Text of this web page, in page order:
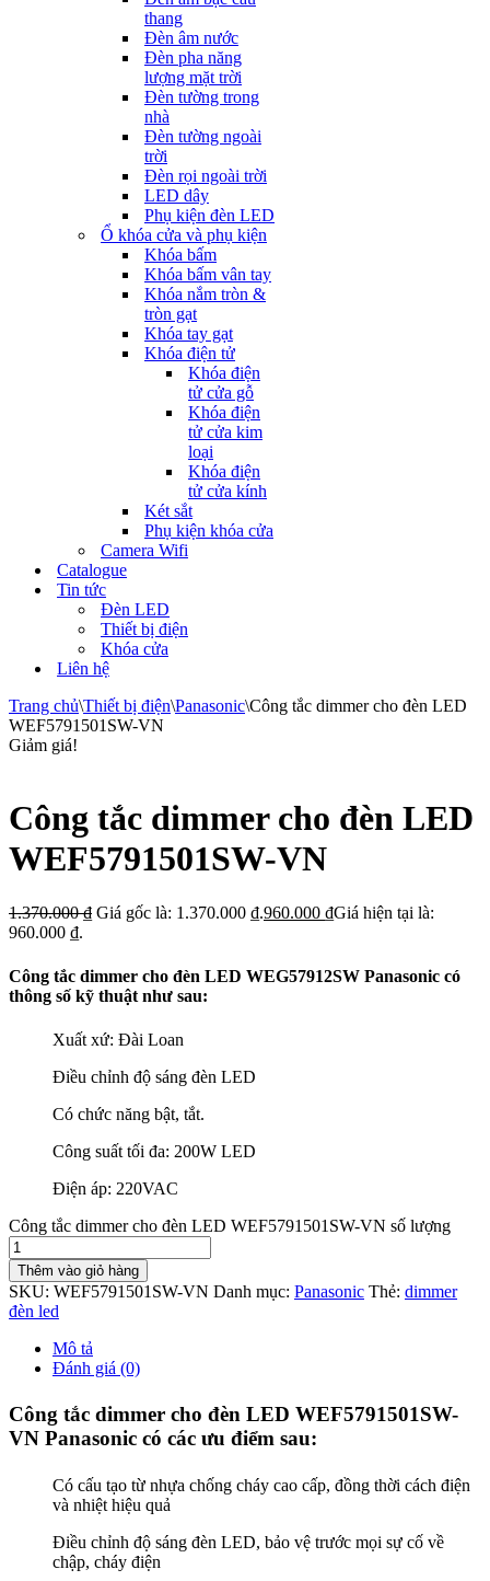
thang
Đèn âm nước
Đèn pha năng
lượng mặt trời
Đèn tường trong
nhà
Đèn tường ngoài
trời
Đèn rọi ngoài trời
LED dây
Phụ kiện đèn LED
Ổ khóa cửa và phụ kiện
Khóa bấm
Khóa bấm vân tay
Khóa nắm tròn &
tròn gạt
Khóa tay gạt
Khóa điện tử
Khóa điện
tử cửa gỗ
Khóa điện
tử cửa kim
loại
Khóa điện
tử cửa kính
Két sắt
Phụ kiện khóa cửa
Camera Wifi
Catalogue
Tin tức
Đèn LED
Thiết bị điện
Khóa cửa
Liên hệ
Trang chủ\Thiết bị điện\Panasonic\Công tắc dimmer cho đèn LED
WEF5791501SW-VN
Giảm giá!
Công tắc dimmer cho đèn LED
WEF5791501SW-VN
1.370.000₫ Giá gốc là: 1.370.000 ₫.960.000 ₫Giá hiện tại là:
960.000 ₫.
Công tắc dimmer cho đèn LED WEG57912SW Panasonic có
thông số kỹ thuật như sau:
Xuất xứ: Đài Loan
Điều chỉnh độ sáng đèn LED
Có chức năng bật, tắt.
Công suất tối đa: 200W LED
Điện áp: 220VAC
Công tắc dimmer cho đèn LED WEF5791501SW-VN số lượng
Thêm vào giỏ hàng
SKU: WEF5791501SW-VN Danh mục: Panasonic Thẻ: dimmer
đèn led
Mô tả
Đánh giá (0)
Công tắc dimmer cho đèn LED WEF5791501SW-
VN Panasonic có các ưu điểm sau:
Có cấu tạo từ nhựa chống cháy cao cấp, đồng thời cách điện
và nhiệt hiệu quả
Điều chỉnh độ sáng đèn LED, bảo vệ trước mọi sự cố về
chập, cháy điện